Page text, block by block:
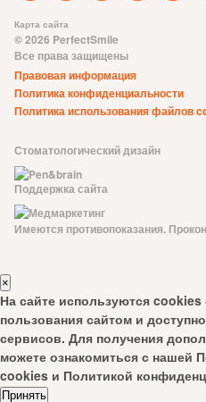
Карта сайта
© 2026 PerfectSmile
Все права защищены
Правовая информация
Политика конфиденциальности
Политика использования файлов
Стоматологический дизайн
Поддержка сайта
Имеются противопоказания.
×
На сайте используются
пользования сайтом и
сервисов. Для получения
можете ознакомиться с нашей
cookies и Политикой
Принять